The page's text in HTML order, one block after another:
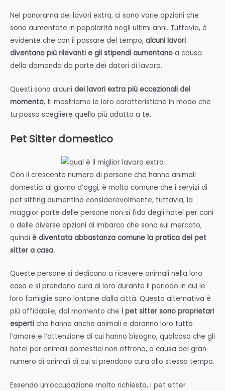
Nel panorama dei lavori extra, ci sono varie opzioni che
sono aumentate in popolarità negli ultimi anni. Tuttavia, è
evidente che con il passare del tempo, alcuni lavori
diventano più rilevanti e gli stipendi aumentano a causa
della domanda da parte dei datori di lavoro.
Questi sono alcuni dei lavori extra più eccezionali del
momento, ti mostriamo le loro caratteristiche in modo che
tu possa scegliere quello più adatto a te.
Pet Sitter domestico
Con il crescente numero di persone che hanno animali
domestici al giorno d’oggi, è molto comune che i servizi di
pet sitting aumentino considerevolmente, tuttavia, la
maggior parte delle persone non si fida degli hotel per cani
o delle diverse opzioni di imbarco che sono sul mercato,
quindi è diventata abbastanza comune la pratica dei pet
sitter a casa.
Queste persone si dedicano a ricevere animali nella loro
casa e si prendono cura di loro durante il periodo in cui le
loro famiglie sono lontane dalla città. Questa alternativa è
più affidabile, dal momento che i pet sitter sono proprietari
esperti che hanno anche animali e daranno loro tutto
l’amore e l’attenzione di cui hanno bisogno, qualcosa che gli
hotel per animali domestici non offrono, a causa del gran
numero di animali di cui si prendono cura allo stesso tempo.
Essendo un’occupazione molto richiesta, i pet sitter